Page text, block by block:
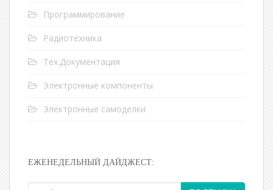
Программирование
Радиотехника
Тех.Документация
Электронные компоненты
Электронные самоделки
ЕЖЕНЕДЕЛЬНЫЙ ДАЙДЖЕСТ: